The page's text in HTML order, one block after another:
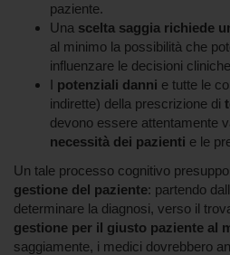
paziente.
Una scelta saggia richiede
al minimo la possibilità che
influenzare le decisioni
I potenziali danni e tutte le
indirette) della prescrizione di
devono essere attentamente
necessità dei pazienti e le
Un tale processo cognitivo
gestione del paziente: partendo
determinare la diagnosi, verso il
gestione per il giusto paziente al
saggiamente, i medici dovrebbero